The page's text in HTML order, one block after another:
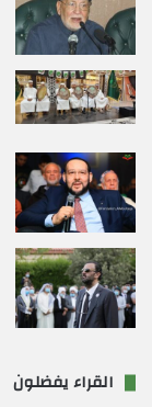
القراء يفضلون